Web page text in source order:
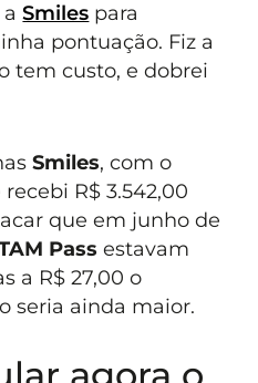
aSmiles para
pontuação. Fiz a
tem custo, e dobrei
Smiles, com o
R$ 3.542,00
que em junho de
Pass estavam
a R$ 27,00 o
seria ainda maior.